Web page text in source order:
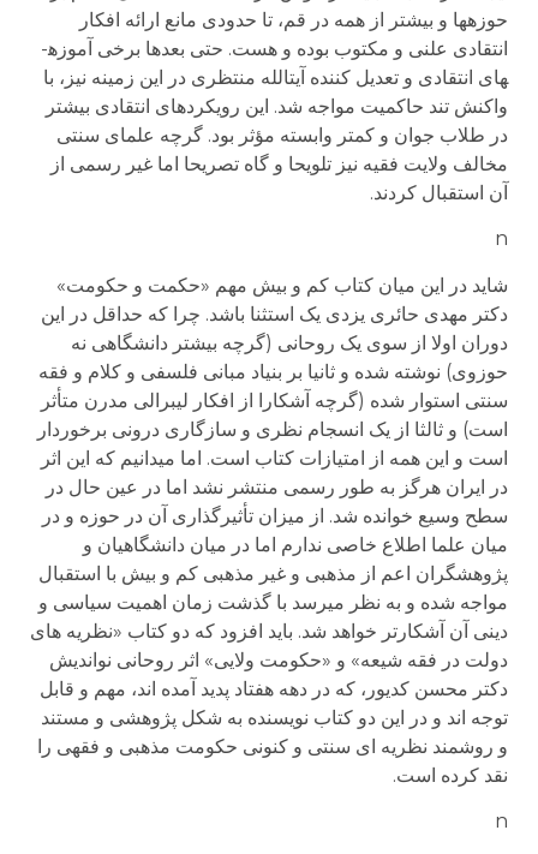
حوزه­ها و بیشتر از همه در قم، تا حدودی مانع ارائه افکار
انتقادی علنی و مکتوب بوده و هست. حتی بعدها برخی آموزه­
های انتقادی و تعدیل کننده آیت­الله منتظری در این زمینه نیز، با
واکنش تند حاکمیت مواجه شد. این رویکردهای انتقادی بیشتر
در طلاب جوان و کمتر وابسته مؤثر بود. گرچه علمای سنتی
مخالف ولایت فقیه نیز تلویحا و گاه تصریحا اما غیر رسمی از
آن استقبال کردند.
n
شاید در این میان کتاب کم و بیش مهم «حکمت و حکومت»
دکتر مهدی حائری یزدی یک استثنا باشد. چرا که حداقل در این
دوران اولا از سوی یک روحانی (گرچه بیشتر دانشگاهی نه
حوزوی) نوشته شده و ثانیا بر بنیاد مبانی فلسفی و کلام و فقه
سنتی استوار شده (گرچه آشکارا از افکار لیبرالی مدرن متأثر
است) و ثالثا از یک انسجام نظری و سازگاری درونی برخوردار
است و این همه از امتیازات کتاب است. اما می­دانیم که این اثر
در ایران هرگز به طور رسمی منتشر نشد اما در عین حال در
سطح وسیع خوانده شد. از میزان تأثیرگذاری آن در حوزه و در
میان علما اطلاع خاصی ندارم اما در میان دانشگاهیان و
پژوهشگران اعم از مذهبی و غیر مذهبی کم و بیش با استقبال
مواجه شده و به نظر می­رسد با گذشت زمان اهمیت سیاسی و
دینی آن آشکارتر خواهد شد. باید افزود که دو کتاب «نظریه های
دولت در فقه شیعه» و «حکومت ولایی» اثر روحانی نواندیش
دکتر محسن کدیور، که در دهه هفتاد پدید آمده اند، مهم و قابل
توجه اند و در این دو کتاب نویسنده به شکل پژوهشی و مستند
و روشمند نظریه ای سنتی و کنونی حکومت مذهبی و فقهی را
نقد کرده است.
n